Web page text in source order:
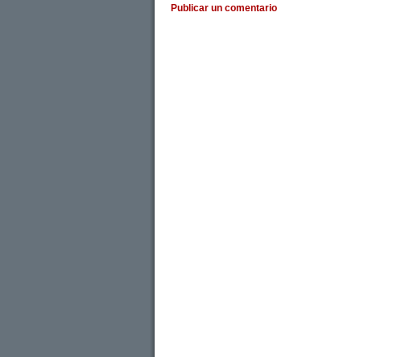
Publicar un comentario